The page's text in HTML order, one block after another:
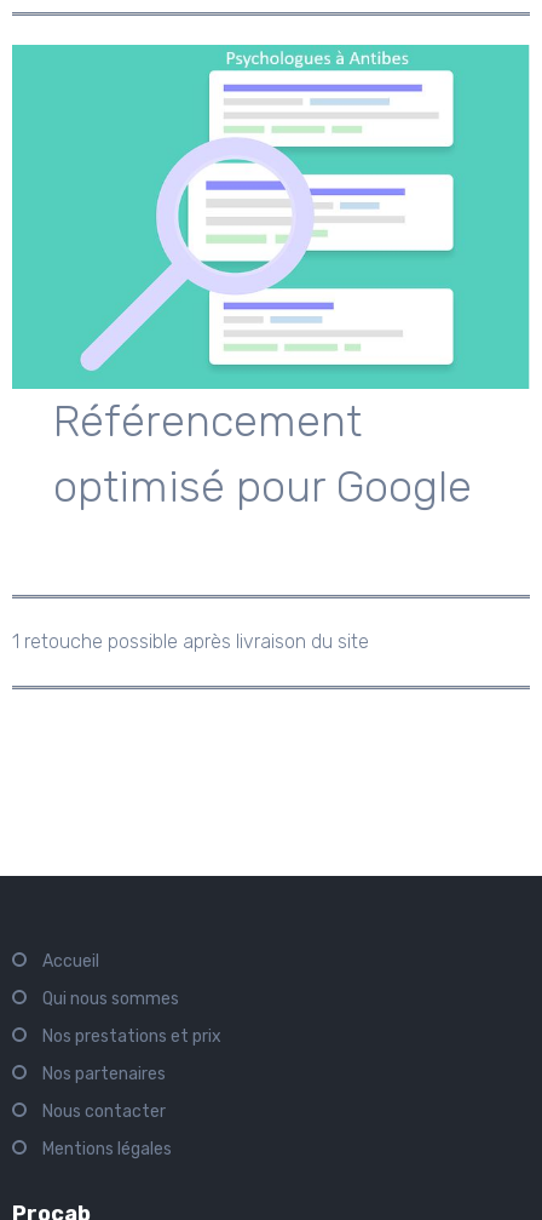
Référencement
optimisé pour Google
1 retouche possible après livraison du site
Accueil
Qui nous sommes
Nos prestations et prix
Nos partenaires
Nous contacter
Mentions légales
Procab